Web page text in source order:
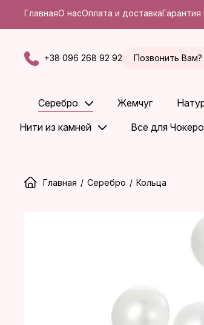
ГлавнаяО насОплата и доставкаГарантия
+38 096 268 92 92 Позвонить Вам?
Серебро Жемчуг
Нити из камней
Все для
Главная / Серебро / Кольца